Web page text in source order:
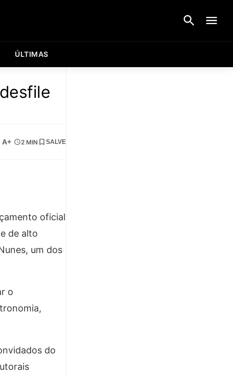
ÚLTIMAS
A+ 2 MIN SALVE
oficial
de alto
um dos
o
do